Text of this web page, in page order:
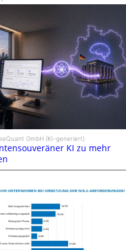
GmbH (KI-generiert)
KI zu mehr